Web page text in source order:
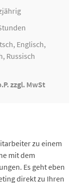
Englisch,
Russisch
zzgl. MwSt
zu einem
mit dem
Es geht eben
direkt zu Ihren